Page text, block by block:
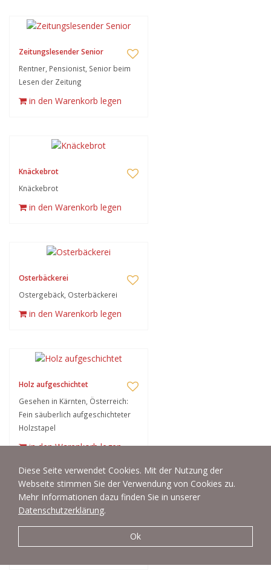
Diese Seite verwendet Cookies. Mit der Nutzung der
Webseite stimmen Sie der Verwendung von Cookies zu.
Mehr Informationen dazu finden Sie in unserer
Datenschutzerklärung.
Ok
Zeitungslesender Senior
Rentner, Pensionist, Senior beim
Lesen der Zeitung
in den Warenkorb legen
Knäckebrot
Knäckebrot
in den Warenkorb legen
Osterbäckerei
Ostergebäck, Osterbäckerei
in den Warenkorb legen
Holz aufgeschichtet
Gesehen in Kärnten, Österreich:
Fein säuberlich aufgeschichteter
Holzstapel
in den Warenkorb legen
Brotlaib